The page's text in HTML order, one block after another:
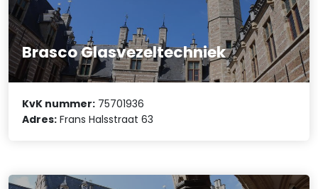
Brasco Glasvezeltechniek
KvK nummer: 75701936
Adres: Frans Halsstraat 63